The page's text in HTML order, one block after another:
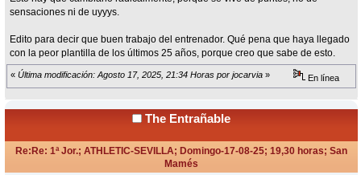
sensaciones ni de uyyys.
Edito para decir que buen trabajo del entrenador. Qué pena que haya llegado
con la peor plantilla de los últimos 25 años, porque creo que sabe de esto.
« Última modificación: Agosto 17, 2025, 21:34 Horas por jocarvia » En línea
The Entrañable
Re:Re: 1ª Jor.; ATHLETIC-SEVILLA; Domingo-17-08-25; 19,30 horas; San
Mamés